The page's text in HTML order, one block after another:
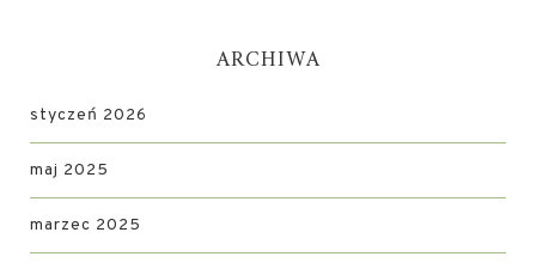
ARCHIWA
styczeń 2026
maj 2025
marzec 2025